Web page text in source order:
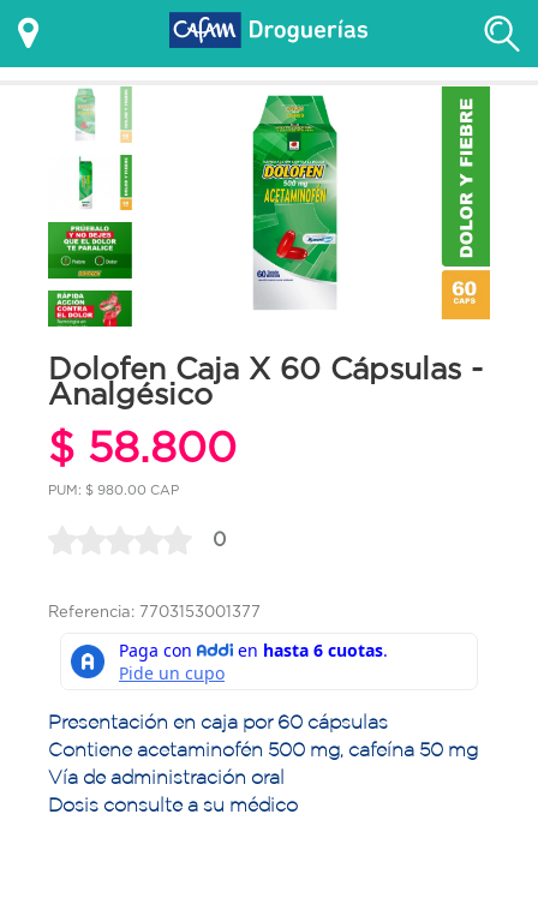
Dolofen Caja X 60 Cápsulas -
Analgésico
$ 58.800
PUM: $ 980.00 CAP
0
Referencia: 7703153001377
Presentación en caja por 60 cápsulas
Contiene acetaminofén 500 mg, cafeína 50 mg
Vía de administración oral
Dosis consulte a su médico